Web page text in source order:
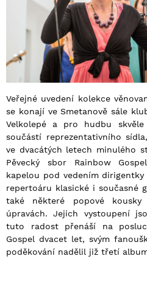
Veřejné uvedení kolekce
se konají ve Smetanově sále
Velkolepé a pro hudbu
součástí reprezentativního
ve dvacátých letech minulého
Pěvecký sbor Rainbow
kapelou pod vedením
repertoáru klasické i současné
také některé popové
úpravách. Jejich vystoupení
tuto radost přenáší na
Gospel dvacet let, svým
poděkování nadělil již třetí